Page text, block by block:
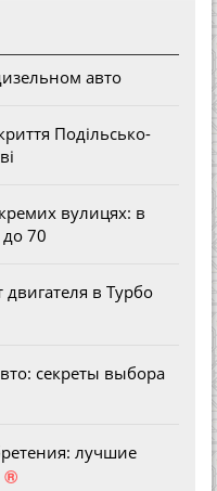
авто
Подільсько-
вулицях: в
до 70
в Турбо
секреты выбора
лучшие
®